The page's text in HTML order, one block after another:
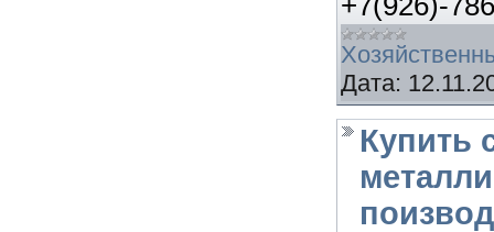
Дата:
Купить